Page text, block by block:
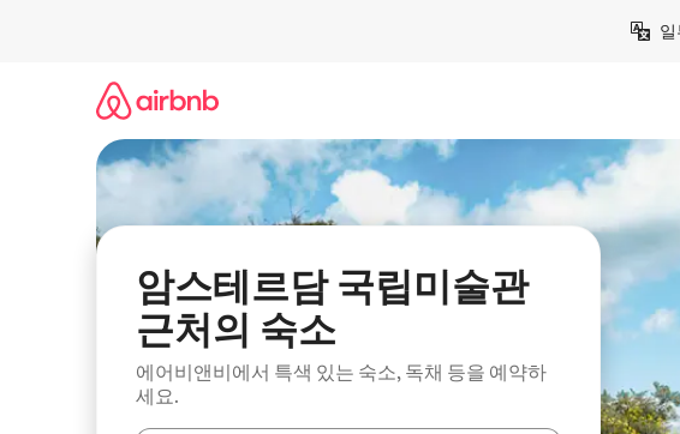
암스테르담 국립미술관
근처의 숙소
에어비앤비에서 특색 있는 숙소, 독채 등을 예약하
세요.